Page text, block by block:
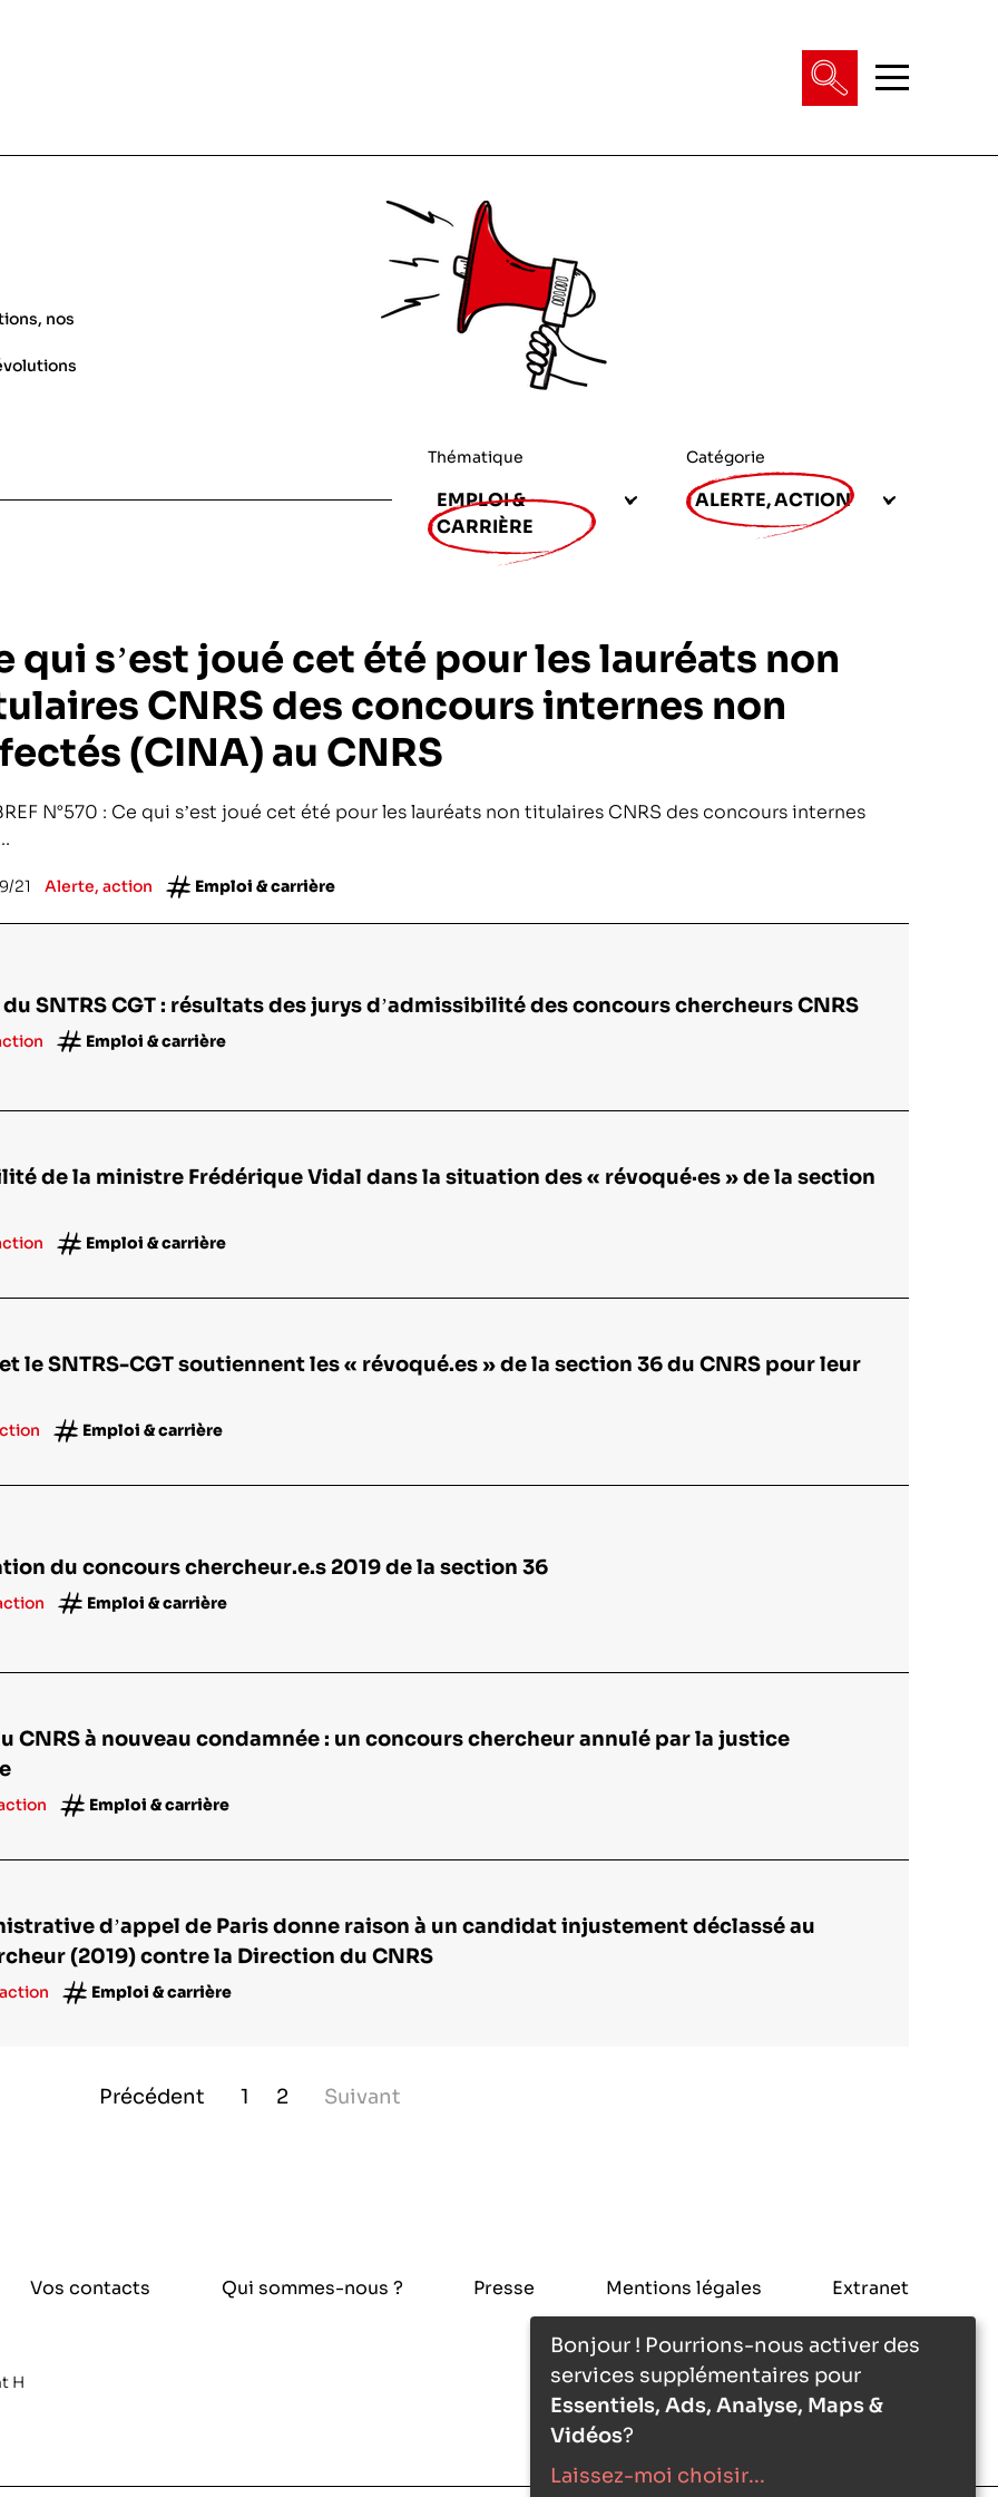
et technologies du numérique
recherche médicale
de la mer
nos
Thématique
EMPLOI &
CARRIÈRE
Catégorie
ALERTE, ACTION
qui s’est joué cet été pour les lauréats non
CNRS des concours internes non
(CINA) au CNRS
N°570 : Ce qui s’est joué cet été pour les lauréats non titulaires CNRS des concours internes
21 Alerte, action Emploi & carrière
SNTRS CGT : résultats des jurys d’admissibilité des concours chercheurs CNRS
Emploi & carrière
de la ministre Frédérique Vidal dans la situation des « révoqué·es » de la section
Emploi & carrière
et le SNTRS-CGT soutiennent les « révoqué.es » de la section 36 du CNRS pour leur
Emploi & carrière
du concours chercheur.e.s 2019 de la section 36
Emploi & carrière
CNRS à nouveau condamnée : un concours chercheur annulé par la justice
Emploi & carrière
d’appel de Paris donne raison à un candidat injustement déclassé au
(2019) contre la Direction du CNRS
Emploi & carrière
Précédent 1 2 Suivant
Vos contacts Qui sommes-nous ? Presse Mentions légales Extranet
H
Bonjour ! Pourrions-nous activer des
services supplémentaires pour
Essentiels, Ads, Analyse, Maps &
Vidéos?
Laissez-moi choisir...